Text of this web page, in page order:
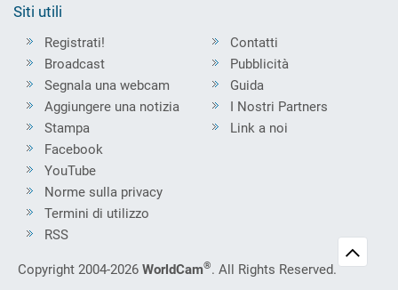
Siti utili
Registrati!
Broadcast
Segnala una webcam
Aggiungere una notizia
Stampa
Contatti
Pubblicità
Guida
I Nostri Partners
Link a noi
Facebook
YouTube
Norme sulla privacy
Termini di utilizzo
RSS
Copyright 2004-2026 WorldCam®. All Rights Reserved.